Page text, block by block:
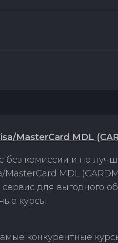
MasterCard MDL
комиссии и по
MDL
для
курсы.
конкурентные